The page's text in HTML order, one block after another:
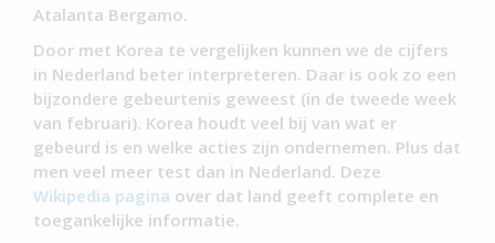
Atalanta Bergamo.
Door met Korea te vergelijken kunnen we de cijfers
in Nederland beter interpreteren. Daar is ook zo een
bijzondere gebeurtenis geweest (in de tweede week
van februari). Korea houdt veel bij van wat er
gebeurd is en welke acties zijn ondernemen. Plus dat
men veel meer test dan in Nederland. Deze
Wikipedia pagina over dat land geeft complete en
toegankelijke informatie.